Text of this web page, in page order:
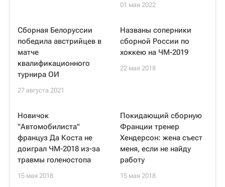
01 мая 2022
Сборная Белоруссии
победила австрийцев в
матче
квалификационного
турнира ОИ
27 августа 2021
Названы соперники
сборной России по
хоккею на ЧМ-2019
22 мая 2018
Новичок
"Автомобилиста"
француз Да Коста не
доиграл ЧМ-2018 из-за
травмы голеностопа
15 мая 2018
Покидающий сборную
Франции тренер
Хендерсон: жена съест
меня, если не найду
работу
15 мая 2018